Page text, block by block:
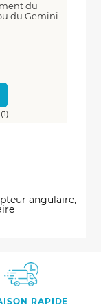
du
du Gemini
angulaire,
RAPIDE